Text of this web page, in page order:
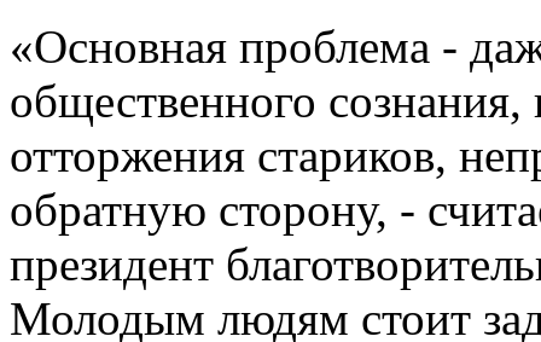
«Основная проблема -
общественного
отторжения стариков,
обратную сторону, -
президент
Молодым людям стоит